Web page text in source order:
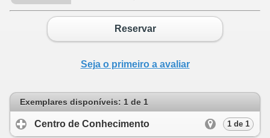
Reservar
Seja o primeiro a avaliar
Exemplares disponíveis: 1 de 1
Centro de Conhecimento 1 de 1
click to expand